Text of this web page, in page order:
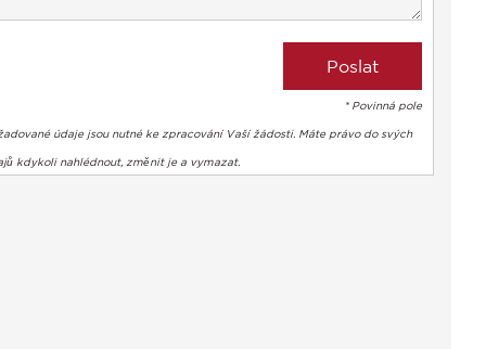
* Povinná pole
údaje jsou nutné ke zpracování Vaší žádosti. Máte právo do svých
kdykoli nahlédnout, změnit je a vymazat.